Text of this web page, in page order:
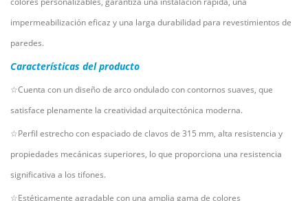
impermeabilización eficaz y una larga durabilidad para revestimientos de
paredes.
Características del producto
☆Cuenta con un diseño de arco ondulado con contornos suaves, que
satisface plenamente la creatividad arquitectónica moderna.
☆Perfil estrecho con espaciado de clavos de 315 mm, alta resistencia y
propiedades mecánicas superiores, lo que proporciona una resistencia
significativa a los tifones.
☆Estéticamente agradable con una amplia gama de colores